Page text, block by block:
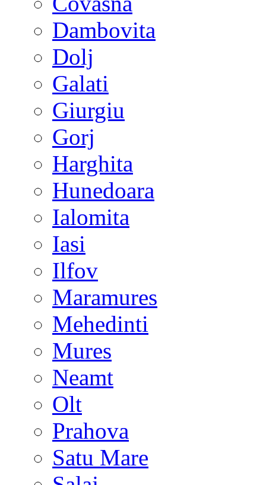
Dambovita
Dolj
Galati
Giurgiu
Gorj
Harghita
Hunedoara
Ialomita
Iasi
Ilfov
Maramures
Mehedinti
Mures
Neamt
Olt
Prahova
Satu Mare